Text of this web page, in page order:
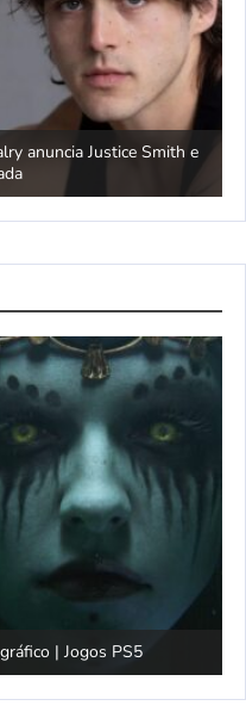
anuncia Justice Smith e
| Jogos PS5